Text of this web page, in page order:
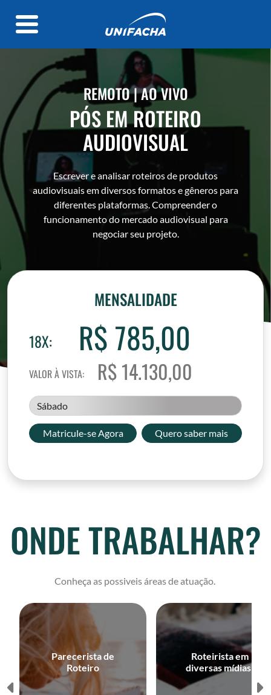
REMOTO | AO VIVO
PÓS EM ROTEIRO
AUDIOVISUAL
Escrever e analisar roteiros de produtos
audiovisuais em diversos formatos e gêneros para
diferentes plataformas. Compreender o
funcionamento do mercado audiovisual para
negociar seu projeto.
MENSALIDADE
18X: R$ 785,00
VALOR À VISTA: R$ 14.130,00
Sábado
Matricule-se Agora Quero saber mais
ONDE TRABALHAR?
Conheça as possiveis áreas de atuação.
Parecerista de
Roteiro
Roteirista em
diversas mídias: